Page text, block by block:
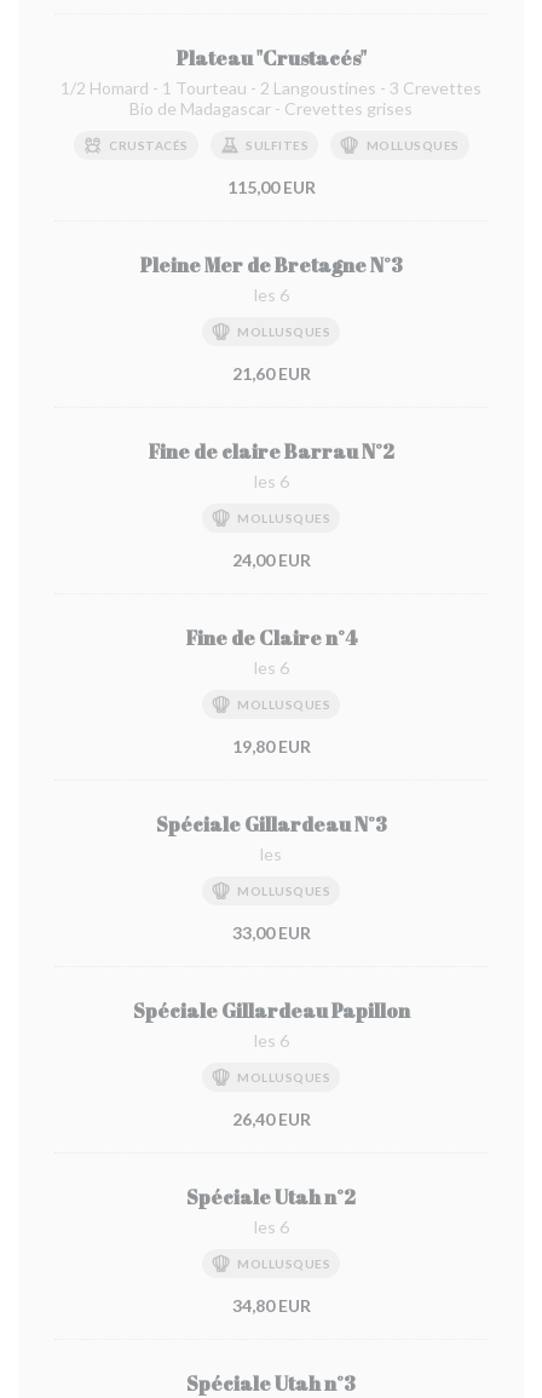
Plateau "Crustacés"
1/2 Homard - 1 Tourteau - 2 Langoustines - 3 Crevettes
Bio de Madagascar - Crevettes grises
CRUSTACÉS SULFITES MOLLUSQUES
115,00 EUR
Pleine Mer de Bretagne N°3
les 6
MOLLUSQUES
21,60 EUR
Fine de claire Barrau N°2
les 6
MOLLUSQUES
24,00 EUR
Fine de Claire n°4
les 6
MOLLUSQUES
19,80 EUR
Spéciale Gillardeau N°3
les
MOLLUSQUES
33,00 EUR
Spéciale Gillardeau Papillon
les 6
MOLLUSQUES
26,40 EUR
Spéciale Utah n°2
les 6
MOLLUSQUES
34,80 EUR
Spéciale Utah n°3